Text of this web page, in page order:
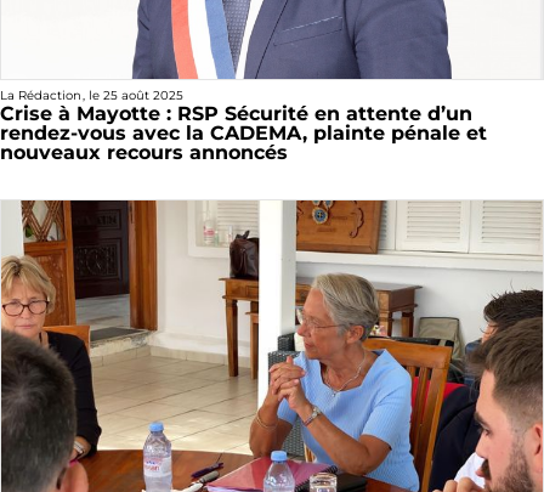
La Rédaction, le 25 août 2025
Crise à Mayotte : RSP Sécurité en attente d’un
rendez-vous avec la CADEMA, plainte pénale et
nouveaux recours annoncés